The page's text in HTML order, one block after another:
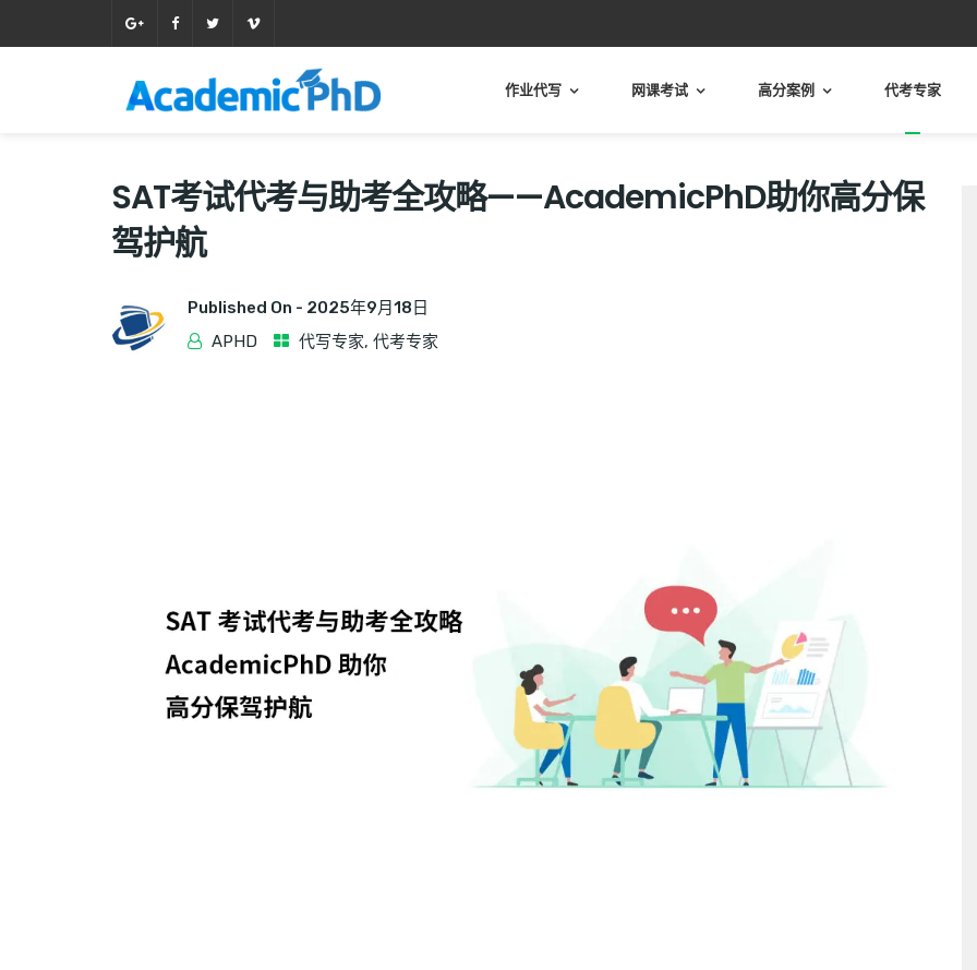
作业代写 网课考试 高分案例 代考专家
SAT考试代考与助考全攻略——AcademicPhD助你高分保
驾护航
Published On - 2025年9月18日
APHD
代写专家, 代考专家